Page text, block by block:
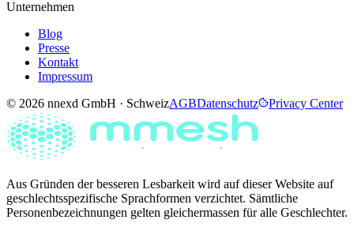
Unternehmen
Blog
Presse
Kontakt
Impressum
© 2026 nnexd GmbH · SchweizAGBDatenschutz Privacy Center
Aus Gründen der besseren Lesbarkeit wird auf dieser Website auf
geschlechtsspezifische Sprachformen verzichtet. Sämtliche
Personenbezeichnungen gelten gleichermassen für alle Geschlechter.